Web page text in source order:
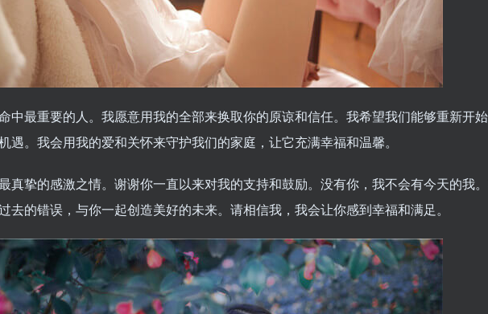
中最重要的人。我愿意用我的全部来换取你的原谅和信任。我希望我们能够重新开始
遇。我会用我的爱和关怀来守护我们的家庭，让它充满幸福和温馨。
真挚的感激之情。谢谢你一直以来对我的支持和鼓励。没有你，我不会有今天的我
去的错误，与你一起创造美好的未来。请相信我，我会让你感到幸福和满足。